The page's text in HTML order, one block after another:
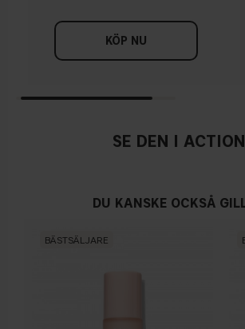
KÖP NU
SE DEN I ACTION
DU KANSKE OCKSÅ
BÄSTSÄLJARE